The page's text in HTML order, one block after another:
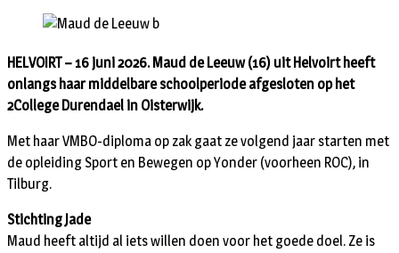
HELVOIRT – 16 juni 2026. Maud de Leeuw (16) uit Helvoirt heeft
onlangs haar middelbare schoolperiode afgesloten op het
2College Durendael in Oisterwijk.
Met haar VMBO-diploma op zak gaat ze volgend jaar starten met
de opleiding Sport en Bewegen op Yonder (voorheen ROC), in
Tilburg.
Stichting Jade
Maud heeft altijd al iets willen doen voor het goede doel. Ze is